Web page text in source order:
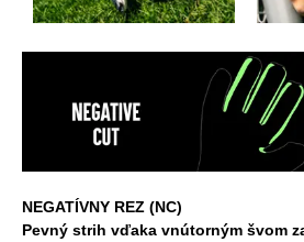
NEGATÍVNY REZ (NC)
Pevný strih vďaka vnútorným švom